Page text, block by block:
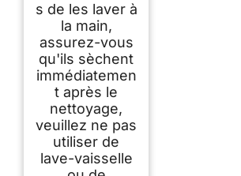
s de les laver à
la main,
assurez-vous
qu'ils sèchent
immédiatemen
t après le
nettoyage,
veuillez ne pas
utiliser de
lave-vaisselle